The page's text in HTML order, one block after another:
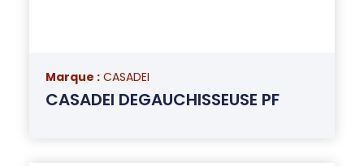
Marque : CASADEI
CASADEI DEGAUCHISSEUSE PF